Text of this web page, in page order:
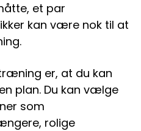
et par
kan være nok til at
er, at du kan
plan. Du kan vælge
som
rolige